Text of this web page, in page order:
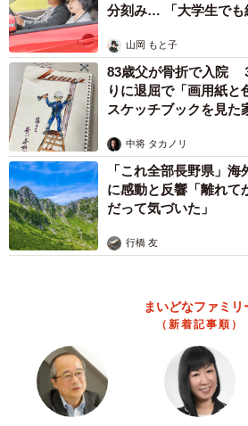
分刻み… 「大学生でも
山岡 もと子
83歳父が骨折で入院
りに退屈で「画用紙
スケッチブックを見た
中将 タカノリ
「これ全部長野県」
に感動と反響「離れて
だって気づいた」
行橋 友
まいどなファミリ
（新着記事順）